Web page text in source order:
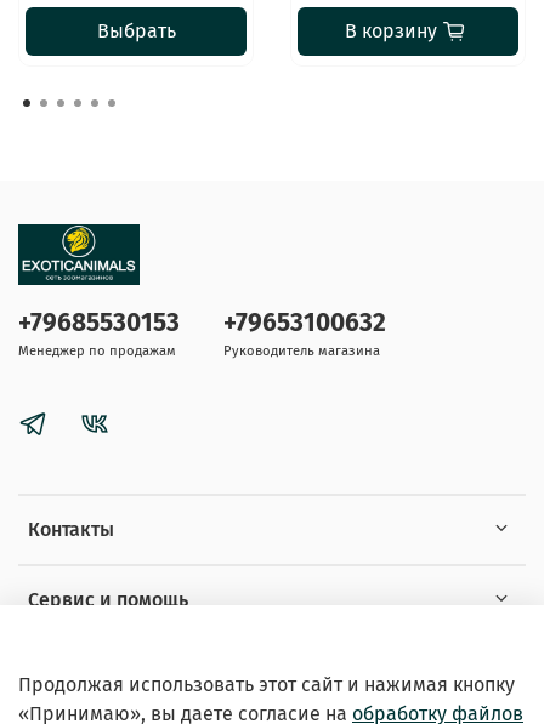
Выбрать В корзину
Контакты
Сервис и помощь
+79685530153
Менеджер по продажам
+79653100632
Руководитель магазина
Продолжая использовать этот сайт и нажимая кнопку
«Принимаю», вы даете согласие на обработку файлов